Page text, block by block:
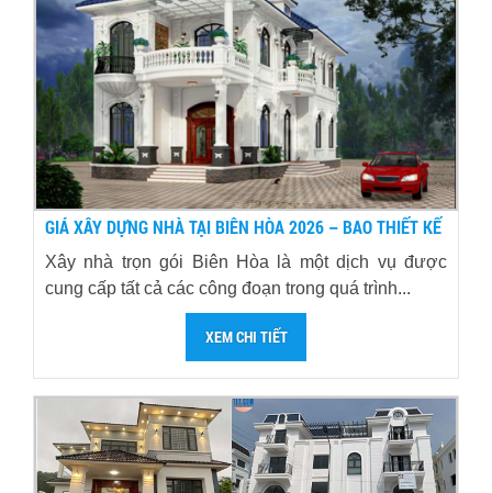
GIÁ XÂY DỰNG NHÀ TẠI BIÊN HÒA 2026 – BAO THIẾT KẾ
Xây nhà trọn gói Biên Hòa là một dịch vụ được
cung cấp tất cả các công đoạn trong quá trình...
XEM CHI TIẾT